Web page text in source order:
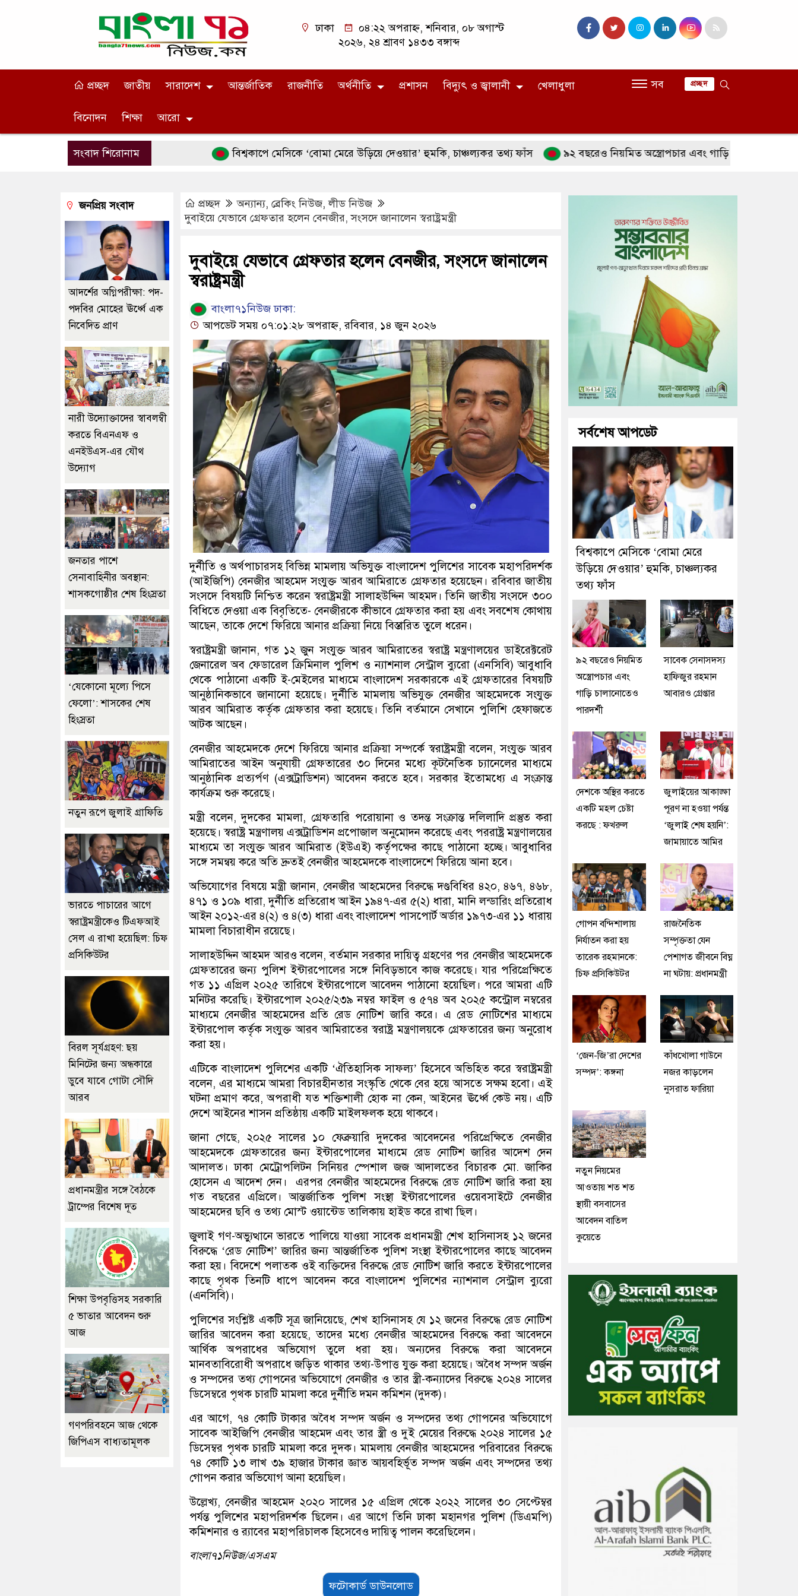
ঢাকা
০৪:২২ অপরাহ্ন, শনিবার, ০৮ অগাস্ট
২০২৬, ২৪ শ্রাবণ ১৪৩৩ বঙ্গাব্দ
প্রচ্ছদ জাতীয় সারাদেশ আন্তর্জাতিক রাজনীতি অর্থনীতি প্রশাসন বিদ্যুৎ ও জ্বালানী খেলাধুলা
বিনোদন শিক্ষা আরো
সব প্রচ্ছদ
সংবাদ শিরোনাম বিশ্বকাপে মেসিকে ‘বোমা মেরে উড়িয়ে দেওয়ার’ হুমকি, চাঞ্চল্যকর তথ্য ফাঁস ৯২ বছরেও নিয়মিত অস্ত্রোপচার এবং গাড়ি চালানোতেও পারদর্শী
প্রচ্ছদ অন্যান্য, ব্রেকিং নিউজ,লীড নিউজ
দুবাইয়ে যেভাবে গ্রেফতার হলেন বেনজীর, সংসদে জানালেন স্বরাষ্ট্রমন্ত্রী
দুবাইয়ে যেভাবে গ্রেফতার হলেন বেনজীর, সংসদে জানালেন
স্বরাষ্ট্রমন্ত্রী
বাংলা৭১নিউজ ঢাকা:
আপডেট সময় ০৭:০১:২৮ অপরাহ্ন, রবিবার, ১৪ জুন ২০২৬
দুর্নীতি ও অর্থপাচারসহ বিভিন্ন মামলায় অভিযুক্ত বাংলাদেশ পুলিশের সাবেক মহাপরিদর্শক
(আইজিপি) বেনজীর আহমেদ সংযুক্ত আরব আমিরাতে গ্রেফতার হয়েছেন। রবিবার জাতীয়
সংসদে বিষয়টি নিশ্চিত করেন স্বরাষ্ট্রমন্ত্রী সালাহউদ্দিন আহমদ। তিনি জাতীয় সংসদে ৩০০
বিধিতে দেওয়া এক বিবৃতিতে- বেনজীরকে কীভাবে গ্রেফতার করা হয় এবং সবশেষ কোথায়
আছেন, তাকে দেশে ফিরিয়ে আনার প্রক্রিয়া নিয়ে বিস্তারিত তুলে ধরেন।
স্বরাষ্ট্রমন্ত্রী জানান, গত ১২ জুন সংযুক্ত আরব আমিরাতের স্বরাষ্ট্র মন্ত্রণালয়ের ডাইরেক্টরেট
জেনারেল অব ফেডারেল ক্রিমিনাল পুলিশ ও ন্যাশনাল সেন্ট্রাল ব্যুরো (এনসিবি) আবুধাবি
থেকে পাঠানো একটি ই-মেইলের মাধ্যমে বাংলাদেশ সরকারকে এই গ্রেফতারের বিষয়টি
আনুষ্ঠানিকভাবে জানানো হয়েছে। দুর্নীতি মামলায় অভিযুক্ত বেনজীর আহমেদকে সংযুক্ত
আরব আমিরাত কর্তৃক গ্রেফতার করা হয়েছে। তিনি বর্তমানে সেখানে পুলিশি হেফাজতে
আটক আছেন।
বেনজীর আহমেদকে দেশে ফিরিয়ে আনার প্রক্রিয়া সম্পর্কে স্বরাষ্ট্রমন্ত্রী বলেন, সংযুক্ত আরব
আমিরাতের আইন অনুযায়ী গ্রেফতারের ৩০ দিনের মধ্যে কূটনৈতিক চ্যানেলের মাধ্যমে
আনুষ্ঠানিক প্রত্যর্পণ (এক্সট্রাডিশন) আবেদন করতে হবে। সরকার ইতোমধ্যে এ সংক্রান্ত
কার্যক্রম শুরু করেছে।
মন্ত্রী বলেন, দুদকের মামলা, গ্রেফতারি পরোয়ানা ও তদন্ত সংক্রান্ত দলিলাদি প্রস্তুত করা
হয়েছে। স্বরাষ্ট্র মন্ত্রণালয় এক্সট্রাডিশন প্রপোজাল অনুমোদন করেছে এবং পররাষ্ট্র মন্ত্রণালয়ের
মাধ্যমে তা সংযুক্ত আরব আমিরাত (ইউএই) কর্তৃপক্ষের কাছে পাঠানো হচ্ছে। আবুধাবির
সঙ্গে সমন্বয় করে অতি দ্রুতই বেনজীর আহমেদকে বাংলাদেশে ফিরিয়ে আনা হবে।
অভিযোগের বিষয়ে মন্ত্রী জানান, বেনজীর আহমেদের বিরুদ্ধে দণ্ডবিধির ৪২০, ৪৬৭, ৪৬৮,
৪৭১ ও ১০৯ ধারা, দুর্নীতি প্রতিরোধ আইন ১৯৪৭-এর ৫(২) ধারা, মানি লন্ডারিং প্রতিরোধ
আইন ২০১২-এর ৪(২) ও ৪(৩) ধারা এবং বাংলাদেশ পাসপোর্ট অর্ডার ১৯৭৩-এর ১১ ধারায়
মামলা বিচারাধীন রয়েছে।
সালাহউদ্দিন আহমদ আরও বলেন, বর্তমান সরকার দায়িত্ব গ্রহণের পর বেনজীর আহমেদকে
গ্রেফতারের জন্য পুলিশ ইন্টারপোলের সঙ্গে নিবিড়ভাবে কাজ করেছে। যার পরিপ্রেক্ষিতে
গত ১১ এপ্রিল ২০২৫ তারিখে ইন্টারপোলে আবেদন পাঠানো হয়েছিল। পরে আমরা এটি
মনিটর করেছি। ইন্টারপোল ২০২৫/২৩৯ নম্বর ফাইল ও ৫৭৪ অব ২০২৫ কন্ট্রোল নম্বরের
মাধ্যমে বেনজীর আহমেদের প্রতি রেড নোটিশ জারি করে। এ রেড নোটিশের মাধ্যমে
ইন্টারপোল কর্তৃক সংযুক্ত আরব আমিরাতের স্বরাষ্ট্র মন্ত্রণালয়কে গ্রেফতারের জন্য অনুরোধ
করা হয়।
এটিকে বাংলাদেশ পুলিশের একটি ‘ঐতিহাসিক সাফল্য’ হিসেবে অভিহিত করে স্বরাষ্ট্রমন্ত্রী
বলেন, এর মাধ্যমে আমরা বিচারহীনতার সংস্কৃতি থেকে বের হয়ে আসতে সক্ষম হবো। এই
ঘটনা প্রমাণ করে, অপরাধী যত শক্তিশালী হোক না কেন, আইনের ঊর্ধ্বে কেউ নয়। এটি
দেশে আইনের শাসন প্রতিষ্ঠায় একটি মাইলফলক হয়ে থাকবে।
জানা গেছে, ২০২৫ সালের ১০ ফেব্রুয়ারি দুদকের আবেদনের পরিপ্রেক্ষিতে বেনজীর
আহমেদকে গ্রেফতারের জন্য ইন্টারপোলের মাধ্যমে রেড নোটিশ জারির আদেশ দেন
আদালত। ঢাকা মেট্রোপলিটন সিনিয়র স্পেশাল জজ আদালতের বিচারক মো. জাকির
হোসেন এ আদেশ দেন। এরপর বেনজীর আহমেদের বিরুদ্ধে রেড নোটিশ জারি করা হয়
গত বছরের এপ্রিলে। আন্তর্জাতিক পুলিশ সংস্থা ইন্টারপোলের ওয়েবসাইটে বেনজীর
আহমেদের ছবি ও তথ্য মোস্ট ওয়ান্টেড তালিকায় হাইড করে রাখা ছিল।
জুলাই গণ-অভ্যুত্থানে ভারতে পালিয়ে যাওয়া সাবেক প্রধানমন্ত্রী শেখ হাসিনাসহ ১২ জনের
বিরুদ্ধে ‘রেড নোটিশ’ জারির জন্য আন্তর্জাতিক পুলিশ সংস্থা ইন্টারপোলের কাছে আবেদন
করা হয়। বিদেশে পলাতক ওই ব্যক্তিদের বিরুদ্ধে রেড নোটিশ জারি করতে ইন্টারপোলের
কাছে পৃথক তিনটি ধাপে আবেদন করে বাংলাদেশ পুলিশের ন্যাশনাল সেন্ট্রাল ব্যুরো
(এনসিবি)।
পুলিশের সংশ্লিষ্ট একটি সূত্র জানিয়েছে, শেখ হাসিনাসহ যে ১২ জনের বিরুদ্ধে রেড নোটিশ
জারির আবেদন করা হয়েছে, তাদের মধ্যে বেনজীর আহমেদের বিরুদ্ধে করা আবেদনে
আর্থিক অপরাধের অভিযোগ তুলে ধরা হয়। অন্যদের বিরুদ্ধে করা আবেদনে
মানবতাবিরোধী অপরাধে জড়িত থাকার তথ্য-উপাত্ত যুক্ত করা হয়েছে। অবৈধ সম্পদ অর্জন
ও সম্পদের তথ্য গোপনের অভিযোগে বেনজীর ও তার স্ত্রী-কন্যাদের বিরুদ্ধে ২০২৪ সালের
ডিসেম্বরে পৃথক চারটি মামলা করে দুর্নীতি দমন কমিশন (দুদক)।
এর আগে, ৭৪ কোটি টাকার অবৈধ সম্পদ অর্জন ও সম্পদের তথ্য গোপনের অভিযোগে
সাবেক আইজিপি বেনজীর আহমেদ এবং তার স্ত্রী ও দুই মেয়ের বিরুদ্ধে ২০২৪ সালের ১৫
ডিসেম্বর পৃথক চারটি মামলা করে দুদক। মামলায় বেনজীর আহমেদের পরিবারের বিরুদ্ধে
৭৪ কোটি ১৩ লাখ ৩৯ হাজার টাকার জ্ঞাত আয়বহির্ভূত সম্পদ অর্জন এবং সম্পদের তথ্য
গোপন করার অভিযোগ আনা হয়েছিল।
উল্লেখ্য, বেনজীর আহমেদ ২০২০ সালের ১৫ এপ্রিল থেকে ২০২২ সালের ৩০ সেপ্টেম্বর
পর্যন্ত পুলিশের মহাপরিদর্শক ছিলেন। এর আগে তিনি ঢাকা মহানগর পুলিশ (ডিএমপি)
কমিশনার ও র‌্যাবের মহাপরিচালক হিসেবেও দায়িত্ব পালন করেছিলেন।
বাংলা৭১নিউজ/এসএম
ফটোকার্ড ডাউনলোড
জনপ্রিয় সংবাদ
আদর্শের অগ্নিপরীক্ষা: পদ-
পদবির মোহের ঊর্ধ্বে এক
নিবেদিত প্রাণ
নারী উদ্যোক্তাদের স্বাবলম্বী
করতে বিএনএফ ও
এনইউএস-এর যৌথ
উদ্যোগ
জনতার পাশে
সেনাবাহিনীর অবস্থান:
শাসকগোষ্ঠীর শেষ হিংস্রতা
‘যেকোনো মূল্যে পিসে
ফেলো’: শাসকের শেষ
হিংস্রতা
নতুন রূপে জুলাই গ্রাফিতি
ভারতে পাচারের আগে
স্বরাষ্ট্রমন্ত্রীকেও টিএফআই
সেল এ রাখা হয়েছিল: চিফ
প্রসিকিউটর
বিরল সূর্যগ্রহণ: ছয়
মিনিটের জন্য অন্ধকারে
ডুবে যাবে গোটা সৌদি
আরব
প্রধানমন্ত্রীর সঙ্গে বৈঠকে
ট্রাম্পের বিশেষ দূত
শিক্ষা উপবৃত্তিসহ সরকারি
৫ ভাতার আবেদন শুরু
আজ
গণপরিবহনে আজ থেকে
জিপিএস বাধ্যতামূলক
সর্বশেষ আপডেট
বিশ্বকাপে মেসিকে ‘বোমা মেরে
উড়িয়ে দেওয়ার’ হুমকি, চাঞ্চল্যকর
তথ্য ফাঁস
৯২ বছরেও নিয়মিত
অস্ত্রোপচার এবং
গাড়ি চালানোতেও
পারদর্শী
সাবেক সেনাসদস্য
হাফিজুর রহমান
আবারও গ্রেপ্তার
দেশকে অস্থির করতে
একটি মহল চেষ্টা
করছে : ফখরুল
জুলাইয়ের আকাঙ্ক্ষা
পূরণ না হওয়া পর্যন্ত
‘জুলাই শেষ হয়নি’:
জামায়াতে আমির
গোপন বন্দিশালায়
নির্যাতন করা হয়
তারেক রহমানকে:
চিফ প্রসিকিউটর
রাজনৈতিক
সম্পৃক্ততা যেন
পেশাগত জীবনে বিঘ্ন
না ঘটায়: প্রধানমন্ত্রী
‘জেন-জি’রা দেশের
সম্পদ’: কঙ্গনা
কাঁধখোলা গাউনে
নজর কাড়লেন
নুসরাত ফারিয়া
নতুন নিয়মের
আওতায় শত শত
স্থায়ী বসবাসের
আবেদন বাতিল
কুয়েতে